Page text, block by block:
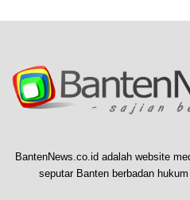
BantenNews.co.id adalah website
seputar Banten berbadan